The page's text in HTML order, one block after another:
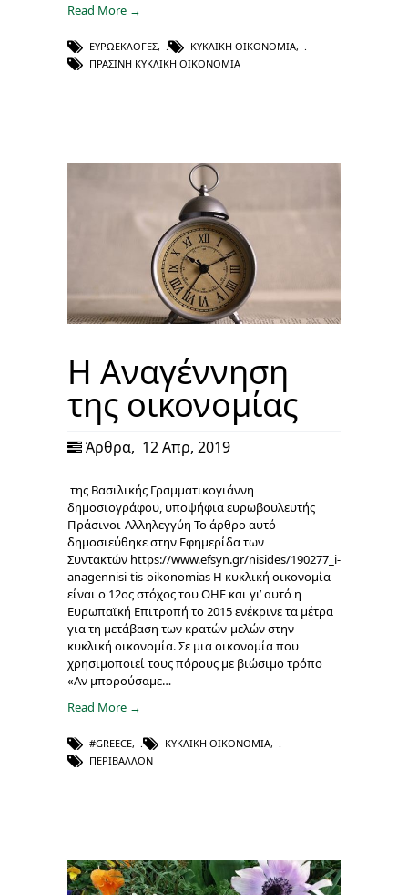
Read More →
ΕΥΡΩΕΚΛΟΓΈΣ, ΚΥΚΛΙΚΉ ΟΙΚΟΝΟΜΊΑ,
ΠΡΆΣΙΝΗ ΚΥΚΛΙΚΉ ΟΙΚΟΝΟΜΊΑ
Η Αναγέννηση
της οικονομίας
Άρθρα, 12 Απρ, 2019
της Βασιλικής Γραμματικογιάννη
δημοσιογράφου, υποψήφια ευρωβουλευτής
Πράσινοι-Αλληλεγγύη Το άρθρο αυτό
δημοσιεύθηκε στην Εφημερίδα των
Συντακτών https://www.efsyn.gr/nisides/190277_i-
anagennisi-tis-oikonomias Η κυκλική οικονομία
είναι ο 12ος στόχος του ΟΗΕ και γι’ αυτό η
Ευρωπαϊκή Επιτροπή το 2015 ενέκρινε τα μέτρα
για τη μετάβαση των κρατών-μελών στην
κυκλική οικονομία. Σε μια οικονομία που
χρησιμοποιεί τους πόρους με βιώσιμο τρόπο
«Αν μπορούσαμε…
Read More →
#GREECE, ΚΥΚΛΙΚΉ ΟΙΚΟΝΟΜΊΑ,
ΠΕΡΙΒΆΛΛΟΝ